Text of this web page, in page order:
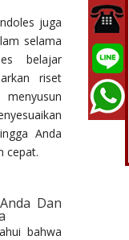
juga
selama
belajar
riset
Anda
cepat.
Dan
bahwa